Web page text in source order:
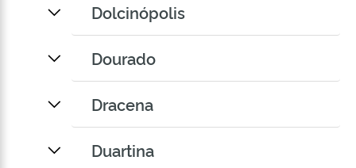
Dolcinópolis
Dourado
Dracena
Duartina